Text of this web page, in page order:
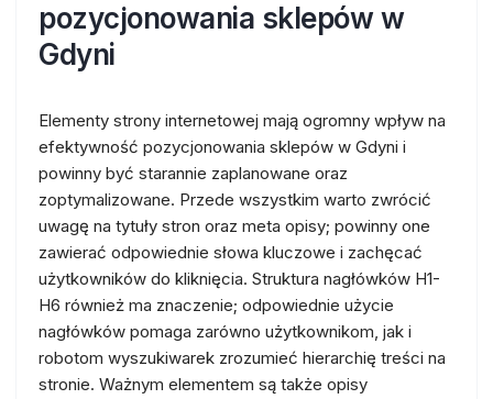
pozycjonowania sklepów w
Gdyni
Elementy strony internetowej mają ogromny wpływ na
efektywność pozycjonowania sklepów w Gdyni i
powinny być starannie zaplanowane oraz
zoptymalizowane. Przede wszystkim warto zwrócić
uwagę na tytuły stron oraz meta opisy; powinny one
zawierać odpowiednie słowa kluczowe i zachęcać
użytkowników do kliknięcia. Struktura nagłówków H1-
H6 również ma znaczenie; odpowiednie użycie
nagłówków pomaga zarówno użytkownikom, jak i
robotom wyszukiwarek zrozumieć hierarchię treści na
stronie. Ważnym elementem są także opisy